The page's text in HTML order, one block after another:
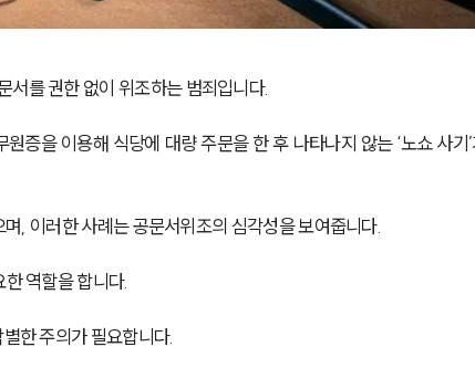
서를 권한 없이 위조하는 범죄입니다.
증을 이용해 식당에 대량 주문을 한 후 나타나지 않는 ‘노쇼 사기
, 이러한 사례는 공문서위조의 심각성을 보여줍니다.
역할을 합니다.
한 주의가 필요합니다.